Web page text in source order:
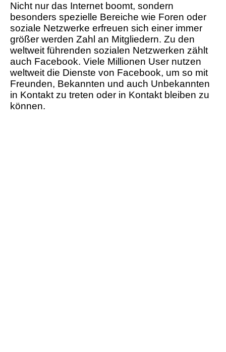
Nicht nur das Internet boomt, sondern
besonders spezielle Bereiche wie Foren oder
soziale Netzwerke erfreuen sich einer immer
größer werden Zahl an Mitgliedern. Zu den
weltweit führenden sozialen Netzwerken zählt
auch Facebook. Viele Millionen User nutzen
weltweit die Dienste von Facebook, um so mit
Freunden, Bekannten und auch Unbekannten
in Kontakt zu treten oder in Kontakt bleiben zu
können.